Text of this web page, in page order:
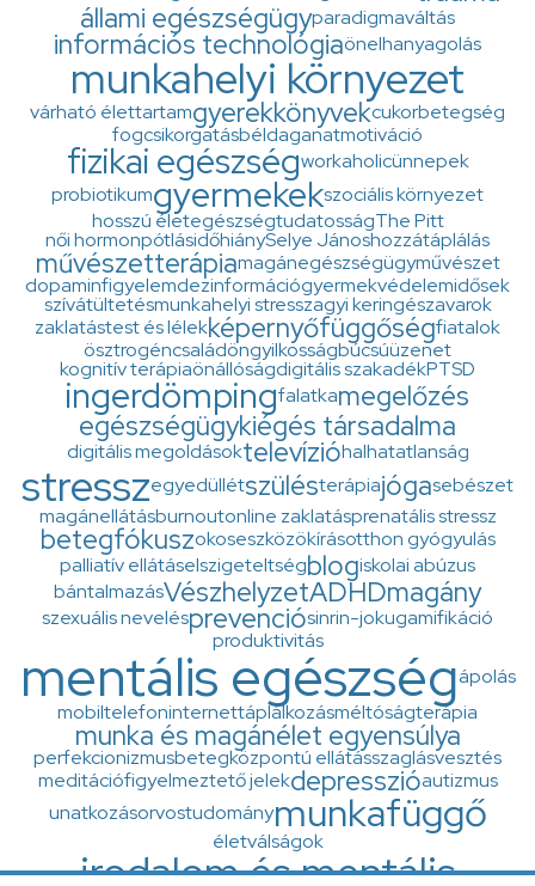
állami egészségügyparadigmaváltás
információs technológiaönelhanyagolás
munkahelyi környezet
várható élettartamgyerekkönyvekcukorbetegség
fogcsikorgatásbéldaganatmotiváció
fizikai egészségworkaholicünnepek
probiotikumgyermekekszociális környezet
hosszú életegészségtudatosságThe Pitt
női hormonpótlásidőhiánySelye Jánoshozzátáplálás
művészetterápiamagánegészségügyművészet
dopaminfigyelemdezinformációgyermekvédelemidősek
szívátültetésmunkahelyi stresszagyi keringészavarok
zaklatástest és lélekképernyőfüggőségfiatalok
ösztrogéncsaládöngyilkosságbúcsúüzenet
kognitív terápiaönállóságdigitális szakadékPTSD
ingerdömpingfalatkamegelőzés
egészségügykiégés társadalma
digitális megoldásoktelevízióhalhatatlanság
stresszegyedüllétszülésterápiajógasebészet
magánellátásburnoutonline zaklatásprenatális stressz
betegfókuszokoseszközökírásotthon gyógyulás
palliatív ellátáselszigeteltségblogiskolai abúzus
bántalmazásVészhelyzetADHDmagány
szexuális nevelésprevenciósinrin-jokugamifikáció
produktivitás
mentális egészségápolás
mobiltelefoninternettáplálkozásméltóságterápia
munka és magánélet egyensúlya
perfekcionizmusbetegközpontú ellátásszaglásvesztés
meditációfigyelmeztető jelekdepresszióautizmus
unatkozásorvostudománymunkafüggő
életválságok
irodalom és mentális